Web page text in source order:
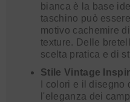
bianca è la base
taschino può
motivo cachemire
texture. Delle
scelta pratica e di
Stile Vintage
I colori e il
l'eleganza dei